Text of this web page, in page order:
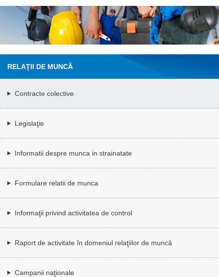
RELAŢII DE MUNCĂ
Contracte colective
Legislaţie
Informatii despre munca in strainatate
Formulare relatii de munca
Informaţii privind activitatea de control
Raport de activitate în domeniul relaţiilor de muncă
Campanii naţionale